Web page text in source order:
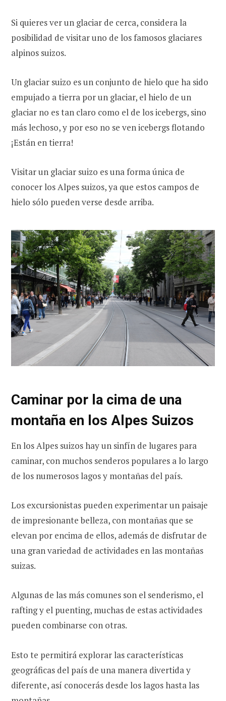
Si quieres ver un glaciar de cerca, considera la
posibilidad de visitar uno de los famosos glaciares
alpinos suizos.
Un glaciar suizo es un conjunto de hielo que ha sido
empujado a tierra por un glaciar, el hielo de un
glaciar no es tan claro como el de los icebergs, sino
más lechoso, y por eso no se ven icebergs flotando
¡Están en tierra!
Visitar un glaciar suizo es una forma única de
conocer los Alpes suizos, ya que estos campos de
hielo sólo pueden verse desde arriba.
Caminar por la cima de una
montaña en los Alpes Suizos
En los Alpes suizos hay un sinfín de lugares para
caminar, con muchos senderos populares a lo largo
de los numerosos lagos y montañas del país.
Los excursionistas pueden experimentar un paisaje
de impresionante belleza, con montañas que se
elevan por encima de ellos, además de disfrutar de
una gran variedad de actividades en las montañas
suizas.
Algunas de las más comunes son el senderismo, el
rafting y el puenting, muchas de estas actividades
pueden combinarse con otras.
Esto te permitirá explorar las características
geográficas del país de una manera divertida y
diferente, así conocerás desde los lagos hasta las